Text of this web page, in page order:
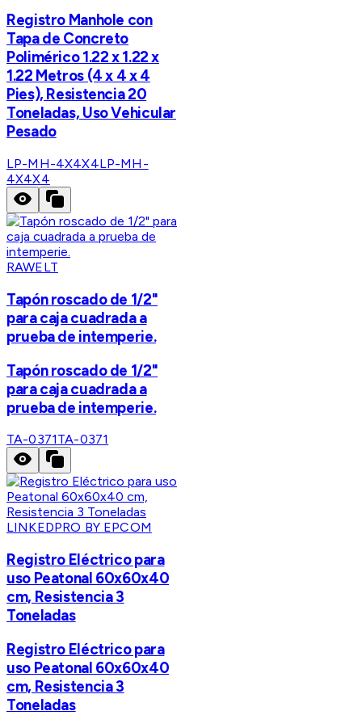
Registro Manhole con
Tapa de Concreto
Polimérico 1.22 x 1.22 x
1.22 Metros (4 x 4 x 4
Pies), Resistencia 20
Toneladas, Uso Vehicular
Pesado
LP-MH-4X4X4LP-MH-
4X4X4
RAWELT
Tapón roscado de 1/2"
para caja cuadrada a
prueba de intemperie.
Tapón roscado de 1/2"
para caja cuadrada a
prueba de intemperie.
TA-0371TA-0371
LINKEDPRO BY EPCOM
Registro Eléctrico para
uso Peatonal 60x60x40
cm, Resistencia 3
Toneladas
Registro Eléctrico para
uso Peatonal 60x60x40
cm, Resistencia 3
Toneladas